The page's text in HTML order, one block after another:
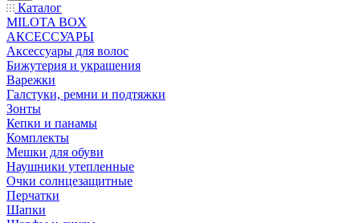
Каталог
MILOTA BOX
АКСЕССУАРЫ
Аксессуары для волос
Бижутерия и украшения
Варежки
Галстуки, ремни и подтяжки
Зонты
Кепки и панамы
Комплекты
Мешки для обуви
Наушники утепленные
Очки солнцезащитные
Перчатки
Шапки